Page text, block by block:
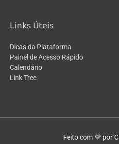
Links Úteis
Dicas da Plataforma
Painel de Acesso Rápido
Calendário
Link Tree
Feito com 💜 por